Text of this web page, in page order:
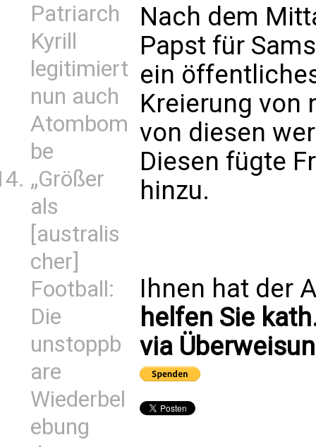
Patriarch
Kyrill
legitimiert
nun auch
Atombom
be
„Größer
als
[australis
cher]
Football:
Die
unstoppb
are
Wiederbel
ebung
Nach dem
Papst für
ein
Kreierung von
von diesen
Diesen fügte
hinzu.
Ihnen hat der
helfen Sie
via